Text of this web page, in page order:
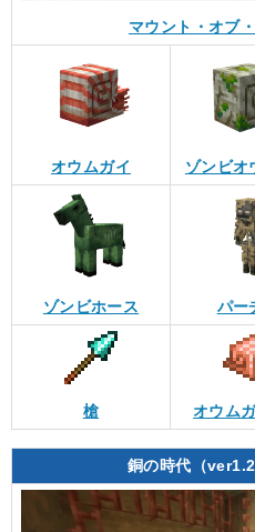
マウント・オブ
オウムガイ ゾンビオ
ゾンビホース パー
槍 オウム
銅の時代（